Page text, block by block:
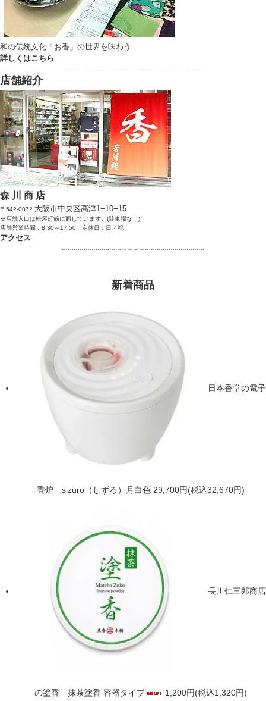
和の伝統文化「お香」の世界を味わう
詳しくはこちら
店舗紹介
森 川 商 店
〒542-0072 大阪市中央区高津1−10−15
※店舗入口は松屋町筋に面しています。(駐車場なし)
店舗営業時間：8:30～17:50 定休日：日／祝
アクセス
新着商品
日本香堂の電子
香炉 sizuro（しずろ）月白色 29,700円(税込32,670円)
長川仁三郎商店
の塗香 抹茶塗香 容器タイプ 1,200円(税込1,320円)